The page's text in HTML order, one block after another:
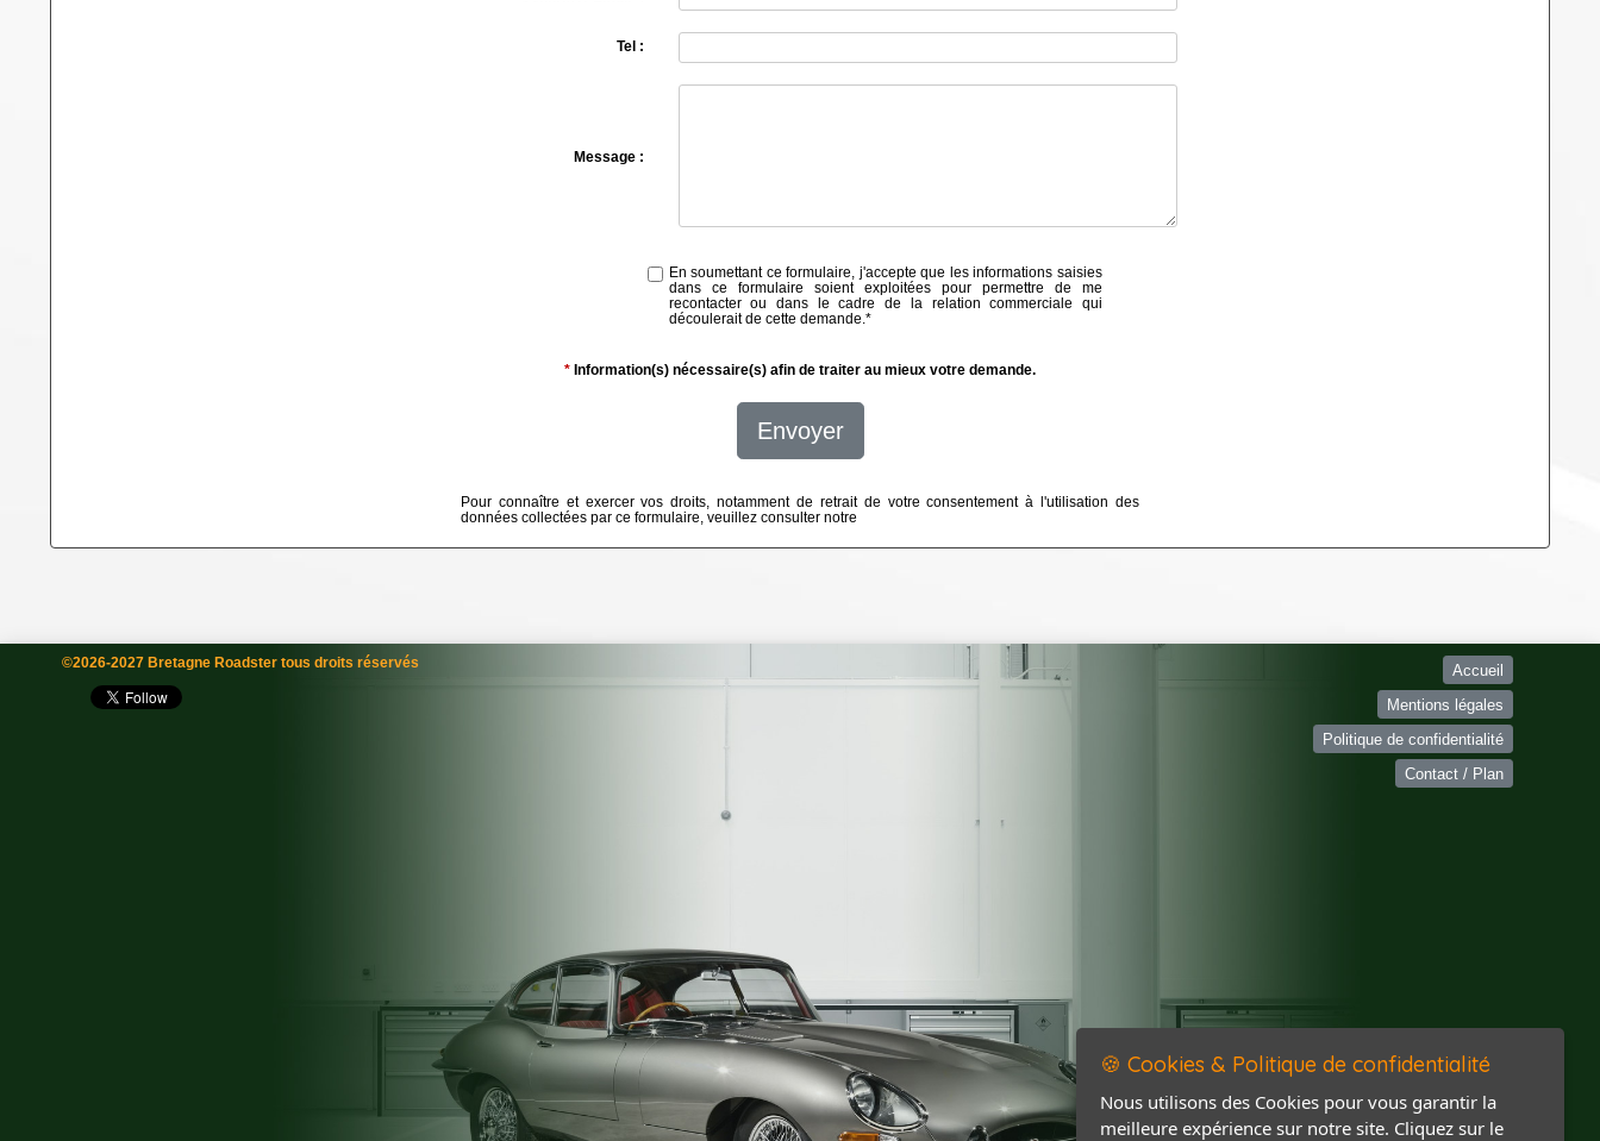
Tel :
Message :
En soumettant ce formulaire, j'accepte que les informations saisies
dans ce formulaire soient exploitées pour permettre de me
recontacter ou dans le cadre de la relation commerciale qui
découlerait de cette demande.*
* Information(s) nécessaire(s) afin de traiter au mieux votre demande.
Envoyer
Pour connaître et exercer vos droits, notamment de retrait de votre consentement à l'utilisation des
données collectées par ce formulaire, veuillez consulter notre
©2026-2027 Bretagne Roadster tous droits réservés
Accueil
Mentions légales
Politique de confidentialité
Contact / Plan
🍪 Cookies & Politique de confidentialité
Nous utilisons des Cookies pour vous garantir la
meilleure expérience sur notre site. Cliquez sur le